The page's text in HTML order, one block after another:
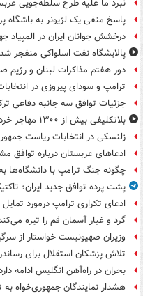
نبرد ما علیه طرح سلطه‌جویی
پاسخ منفی یک لژیونر به باشگاه
درخشش جوانان ایران در
پالایشگاه نفت اسلواکی منفجر شد
دور هفتم مذاکرات لبنان و رژیم
ترامپ و سودای پیروزی در
جزئیات توافق سه جانبه دفاعی
بلاتکلیفی بیش از ۱۳۰۰ مهاجر خردسال در سئوتای اسپانیا
زلنسکی در انتخابات ریاست
ادعاهای عربستان درباره توافق
چگونه جنگ ترامپ با
پشت پرده توافق جدید ایران؛
ادعای تکراری ترامپ درمورد
گرد و غبار آسمان قم را تیره
وزیران صهیونیست خواستار از
تلاش پزشکان استقلال برای
بحران در راه‌آهن انگلیس ادامه
هشدار نمایندگان جمهوری‌خواه به